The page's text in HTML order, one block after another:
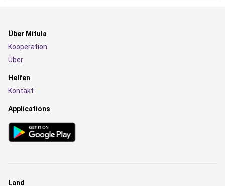
Über Mitula
Kooperation
Über
Helfen
Kontakt
Applications
Land